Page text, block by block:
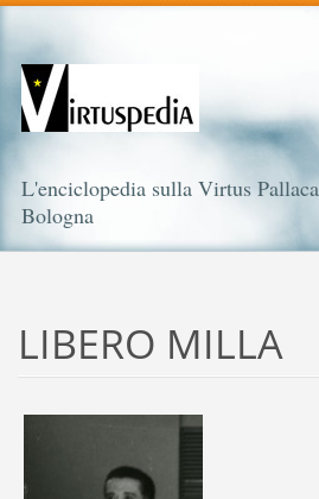
L'enciclopedia sulla Virtus
Bologna
LIBERO MILLA